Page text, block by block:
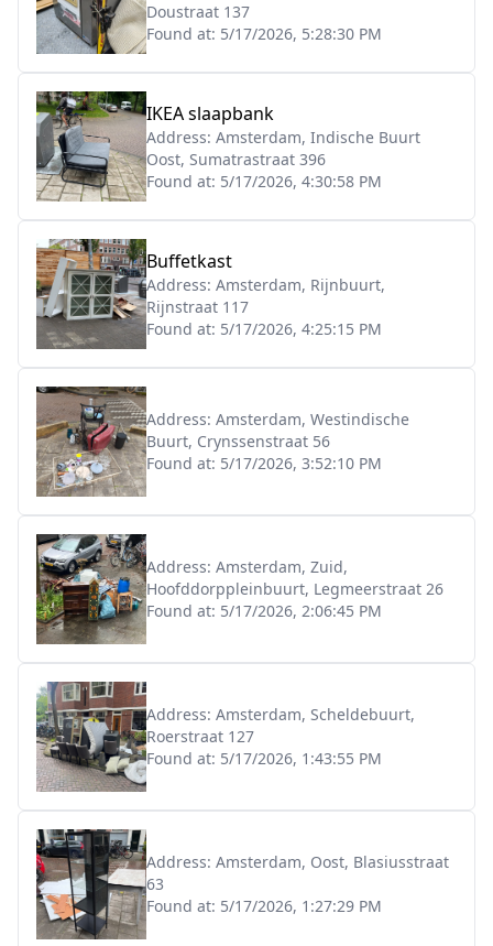
Doustraat 137
Found at: 5/17/2026, 5:28:30 PM
IKEA slaapbank
Address: Amsterdam, Indische Buurt
Oost, Sumatrastraat 396
Found at: 5/17/2026, 4:30:58 PM
Buffetkast
Address: Amsterdam, Rijnbuurt,
Rijnstraat 117
Found at: 5/17/2026, 4:25:15 PM
Address: Amsterdam, Westindische
Buurt, Crynssenstraat 56
Found at: 5/17/2026, 3:52:10 PM
Address: Amsterdam, Zuid,
Hoofddorppleinbuurt, Legmeerstraat 26
Found at: 5/17/2026, 2:06:45 PM
Address: Amsterdam, Scheldebuurt,
Roerstraat 127
Found at: 5/17/2026, 1:43:55 PM
Address: Amsterdam, Oost, Blasiusstraat
63
Found at: 5/17/2026, 1:27:29 PM